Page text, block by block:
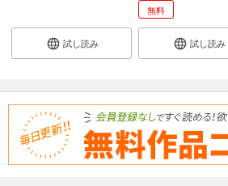
試し読み
無料
試し読み